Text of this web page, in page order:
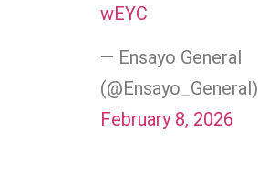
wEYC
— Ensayo General
(@Ensayo_General)
February 8, 2026